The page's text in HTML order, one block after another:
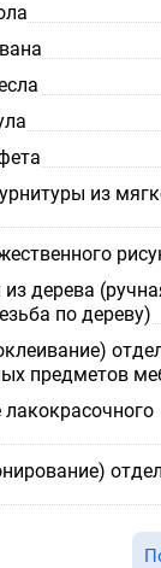
из
дерева
по дереву)
предметов
лакокрасочного